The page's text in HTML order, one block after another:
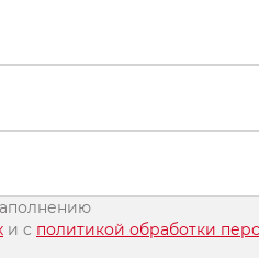
и c политикой обработки